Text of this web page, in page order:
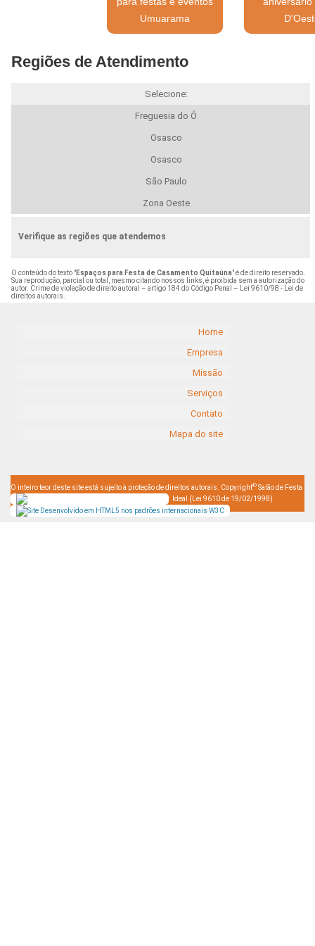
Umuarama
Regiões de Atendimento
Selecione:
Freguesia do Ó
Osasco
Osasco
São Paulo
Zona Oeste
Verifique as regiões que atendemos
O conteúdo do texto "Espaços para Festa de Casamento Quitaúna" é de direito reservado.
Sua reprodução, parcial ou total, mesmo citando nossos links, é proibida sem a autorização do
autor. Crime de violação de direito autoral – artigo 184 do Código Penal –
Lei 9610/98 - Lei de
direitos autorais
Home
Empresa
Missão
Serviços
Contato
Mapa do site
O inteiro teor deste site está sujeito à proteção de direitos autorais. Copyright© Salão de Festa
Ideal (Lei 9610 de 19/02/1998)